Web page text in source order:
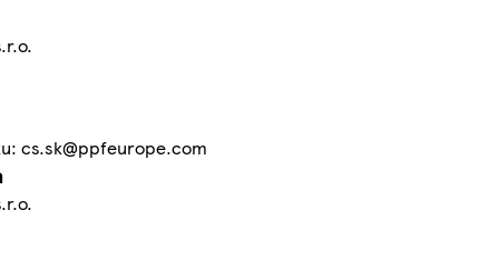
cs.sk@ppfeurope.com